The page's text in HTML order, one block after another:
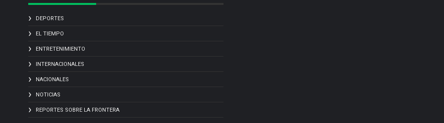
DEPORTES
EL TIEMPO
ENTRETENIMIENTO
INTERNACIONALES
NACIONALES
NOTICIAS
REPORTES SOBRE LA FRONTERA